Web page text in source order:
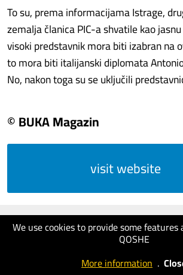
We use cookies to provide some features
QOSHE
More information .
To su, prema informacijama Istrage,
zemalja članica PIC-a shvatile kao
visoki predstavnik mora biti izabran na
to mora biti italijanski diplomata
No, nakon toga su se uključili
© BUKA Magazin
visit website